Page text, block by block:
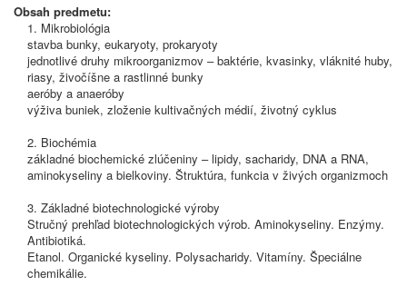
Obsah predmetu:
1. Mikrobiológia
stavba bunky, eukaryoty, prokaryoty
jednotlivé druhy mikroorganizmov – baktérie, kvasinky, vláknité huby,
riasy, živočíšne a rastlinné bunky
aeróby a anaeróby
výživa buniek, zloženie kultivačných médií, životný cyklus
2. Biochémia
základné biochemické zlúčeniny – lipidy, sacharidy, DNA a RNA,
aminokyseliny a bielkoviny. Štruktúra, funkcia v živých organizmoch
3. Základné biotechnologické výroby
Stručný prehľad biotechnologických výrob. Aminokyseliny. Enzýmy.
Antibiotiká.
Etanol. Organické kyseliny. Polysacharidy. Vitamíny. Špeciálne
chemikálie.